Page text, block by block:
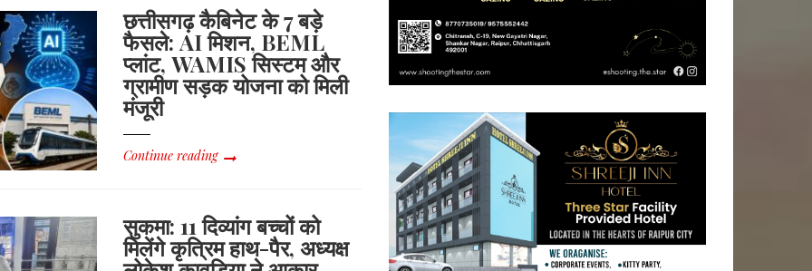
छत्तीसगढ़ कैबिनेट के 7 बड़े
फैसले: AI मिशन, BEML
प्लांट, WAMIS सिस्टम और
ग्रामीण सड़क योजना को मिली
मंजूरी
Continue reading
सुकमा: 11 दिव्यांग बच्चों को
मिलेंगे कृत्रिम हाथ-पैर, अध्यक्ष